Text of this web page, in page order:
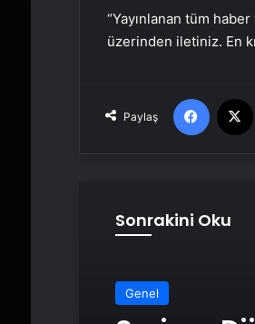
“Yayınlanan tüm
üzerinden iletiniz. En
Paylaş
Sonrakini Oku
Genel